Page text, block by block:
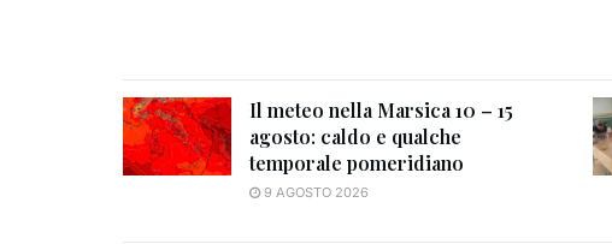
Il meteo nella Marsica 10 – 15
agosto: caldo e qualche
temporale pomeridiano
9 AGOSTO 2026